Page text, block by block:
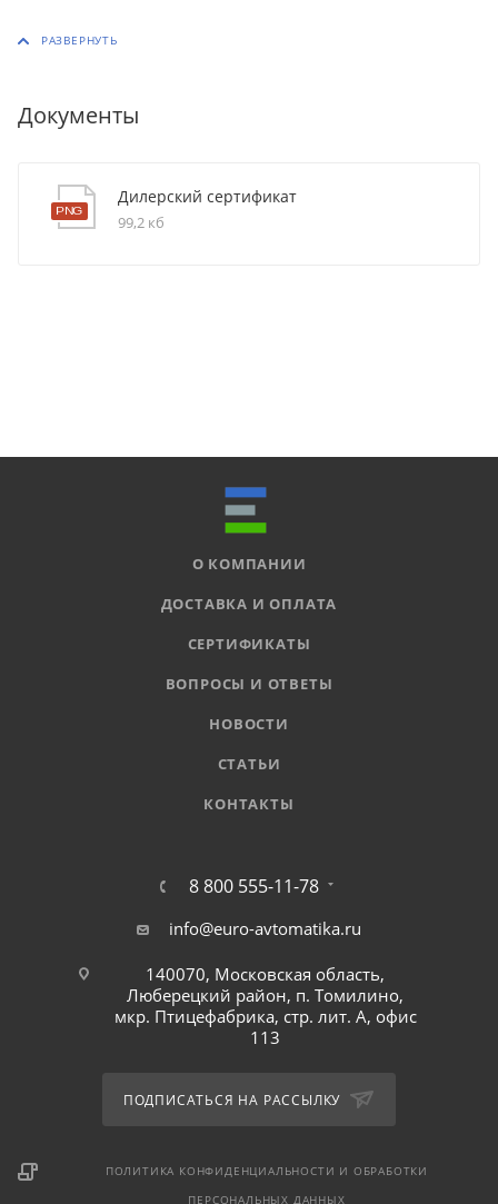
Документы
Дилерский сертификат
99,2 кб
О КОМПАНИИ
ДОСТАВКА И ОПЛАТА
СЕРТИФИКАТЫ
ВОПРОСЫ И ОТВЕТЫ
НОВОСТИ
СТАТЬИ
КОНТАКТЫ
8 800 555-11-78
info@euro-avtomatika.ru
140070, Московская область,
Люберецкий район, п. Томилино,
мкр. Птицефабрика, стр. лит. А, офис
113
ПОДПИСАТЬСЯ НА РАССЫЛКУ
ПОЛИТИКА КОНФИДЕНЦИАЛЬНОСТИ И ОБРАБОТКИ
ПЕРСОНАЛЬНЫХ ДАННЫХ